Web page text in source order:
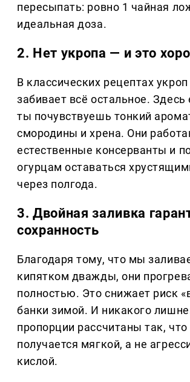
пересыпать: ровно 1 чайная
идеальная доза.
2. Нет укропа — и это
В классических рецептах укроп
забивает всё остальное. Здесь
ты почувствуешь тонкий
смородины и хрена. Они
естественные консерванты и
огурцам оставаться
через полгода.
3. Двойная заливка
сохранность
Благодаря тому, что мы
кипятком дважды, они
полностью. Это снижает риск
банки зимой. И никакого
пропорции рассчитаны так, что
получается мягкой, а не
кислой.